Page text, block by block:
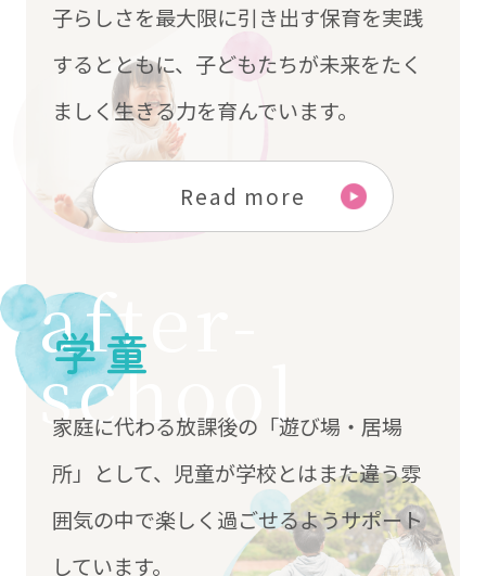
子らしさを最大限に引き出す保育を実践
するとともに、子どもたちが未来をたく
ましく生きる力を育んでいます。
Read more
学童
家庭に代わる放課後の「遊び場・居場
所」として、児童が学校とはまた違う雰
囲気の中で楽しく過ごせるようサポート
しています。
after-
school